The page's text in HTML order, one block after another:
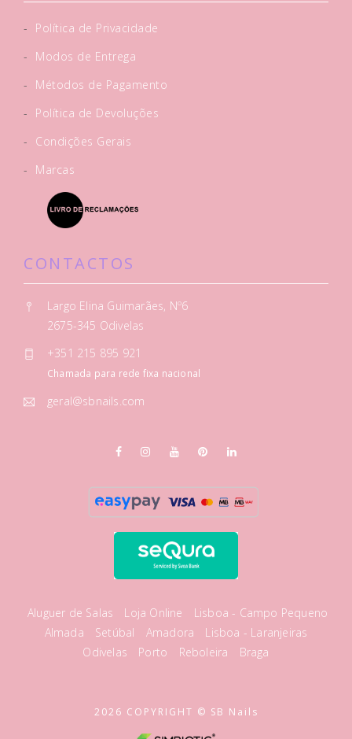
-
Política de Privacidade
-
Modos de Entrega
-
Métodos de Pagamento
-
Política de Devoluções
-
Condições Gerais
-
Marcas
CONTACTOS
Largo Elina Guimarães, Nº6
2675-345 Odivelas
+351 215 895 921
Chamada para rede fixa nacional
geral@sbnails.com
Aluguer de Salas Loja Online
Lisboa - Campo Pequeno
Almada
Setúbal Amadora
Lisboa - Laranjeiras
Odivelas
Porto Reboleira Braga
2026 COPYRIGHT © SB Nails